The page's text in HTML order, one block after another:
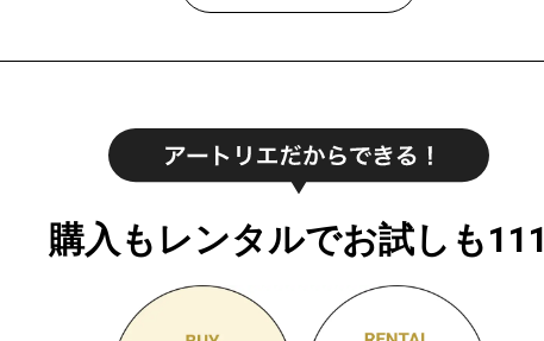
購入もレンタルでお試しも111